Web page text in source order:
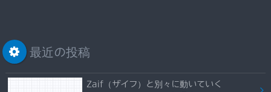
最近の投稿
Zaif（ザイフ）と別々に動いていく